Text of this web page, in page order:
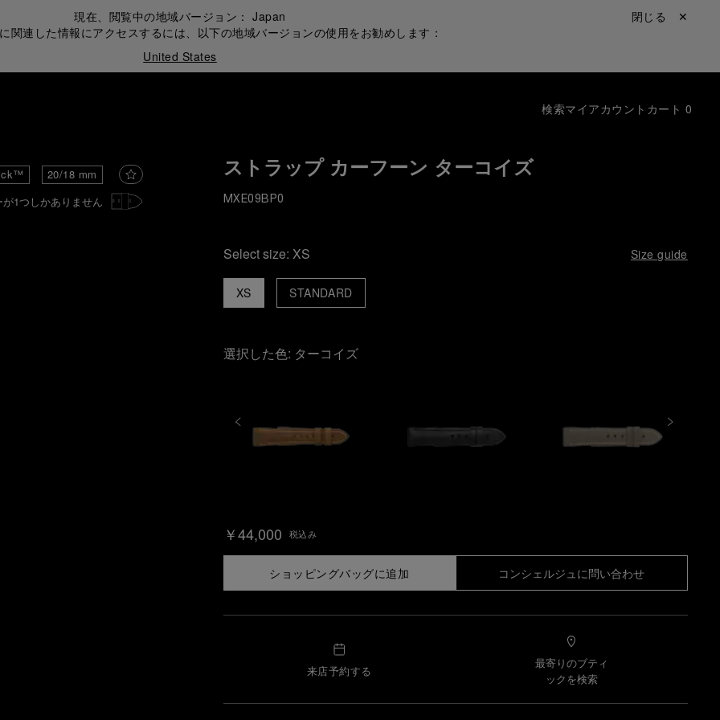
現在、閲覧中の地域バージョン：Japan
関連した情報にアクセスするには、以下の地域バージョンの使用をお勧めします：
United States
閉じる ✕
検索マイアカウント カート 0
20/18 mm
1つしかありません
ストラップ カーフーン ターコイズ
MXE09BP0
Select size: XS Size guide
XS STANDARD
選択した色: ターコイズ
￥44,000 税込み
ショッピングバッグに追加 コンシェルジュに問い合わせ
来店予約する
最寄りのブティ
ックを検索